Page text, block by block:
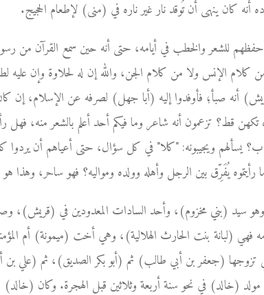
كان ينهى أن تُوقد نار غير ناره في (منى) لإطعام الحجيج.
للشعر والخطب في أيامه، حتى أنه حين سمع القرآن من
الإنس ولا من كلام الجن، والله إن له لحلاوة وإن عليه
أنه صبأ؛ فأوفدوا إليه (أبا جهل) لصرفه عن الإسلام، إن
قط؟ تزعمون أنه شاعر وما فيكم أحد أعلم بالشعر منه، فهل
يسألهم ويجيبونه: "كلا" في كل سؤال، حتى أعياهم أن يردوا
رأيتموه يُفَرِّق بين الرجل وأهله وولده ومواليه؟ فهو ساحر، وهذا هو
وهو سيد (بني مخزوم)، وأحد السادات المعدودين في (قريش)،
فهي (لبانة بنت الحارث الهلالية)، وهي أخت (ميمونة) أم
(جعفر بن أبي طالب) ثم (أبو بكر الصديق)، ثم (علي بن
(خالد) في نحو سنة أربعة وثلاثين قبل الهجرة. وكان